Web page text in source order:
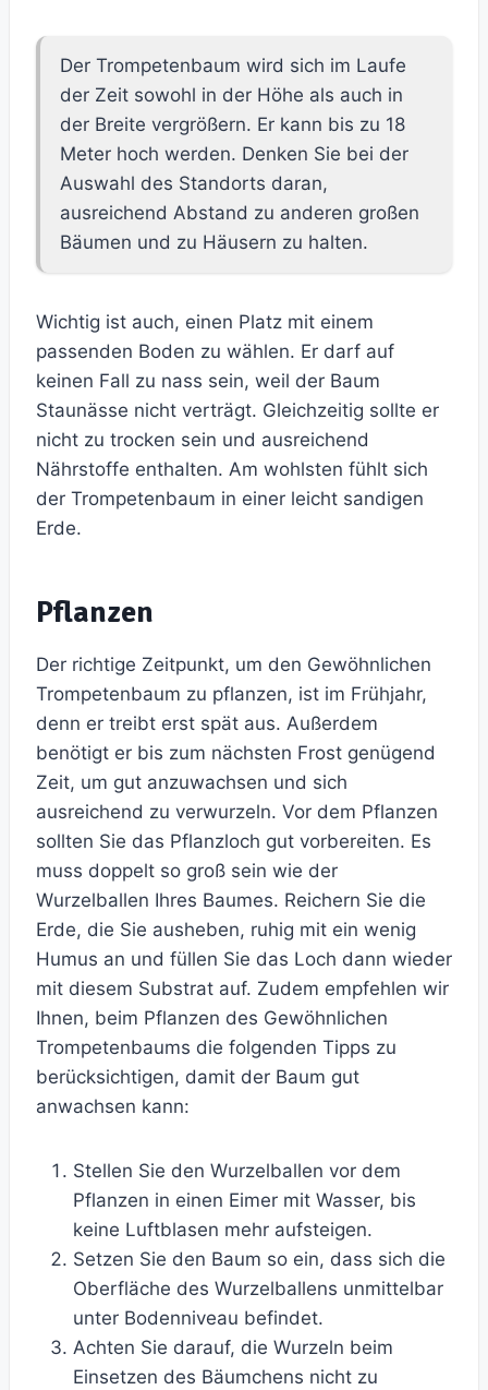
Der Trompetenbaum wird sich im Laufe
der Zeit sowohl in der Höhe als auch in
der Breite vergrößern. Er kann bis zu 18
Meter hoch werden. Denken Sie bei der
Auswahl des Standorts daran,
ausreichend Abstand zu anderen großen
Bäumen und zu Häusern zu halten.
Wichtig ist auch, einen Platz mit einem
passenden Boden zu wählen. Er darf auf
keinen Fall zu nass sein, weil der Baum
Staunässe nicht verträgt. Gleichzeitig sollte er
nicht zu trocken sein und ausreichend
Nährstoffe enthalten. Am wohlsten fühlt sich
der Trompetenbaum in einer leicht sandigen
Erde.
Pflanzen
Der richtige Zeitpunkt, um den Gewöhnlichen
Trompetenbaum zu pflanzen, ist im Frühjahr,
denn er treibt erst spät aus. Außerdem
benötigt er bis zum nächsten Frost genügend
Zeit, um gut anzuwachsen und sich
ausreichend zu verwurzeln. Vor dem Pflanzen
sollten Sie das Pflanzloch gut vorbereiten. Es
muss doppelt so groß sein wie der
Wurzelballen Ihres Baumes. Reichern Sie die
Erde, die Sie ausheben, ruhig mit ein wenig
Humus an und füllen Sie das Loch dann wieder
mit diesem Substrat auf. Zudem empfehlen wir
Ihnen, beim Pflanzen des Gewöhnlichen
Trompetenbaums die folgenden Tipps zu
berücksichtigen, damit der Baum gut
anwachsen kann:
Stellen Sie den Wurzelballen vor dem
Pflanzen in einen Eimer mit Wasser, bis
keine Luftblasen mehr aufsteigen.
Setzen Sie den Baum so ein, dass sich die
Oberfläche des Wurzelballens unmittelbar
unter Bodenniveau befindet.
Achten Sie darauf, die Wurzeln beim
Einsetzen des Bäumchens nicht zu